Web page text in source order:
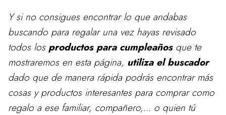
Y si no consigues encontrar lo que andabas
buscando para regalaruna vez hayas revisado
todos los productos para cumpleañosque te
mostraremos en esta página, utiliza el buscador
dado que de manera rápida podrás encontrar más
cosas y productos interesantes para comprar como
regalo a ese familiar, compañero,... o quien tú